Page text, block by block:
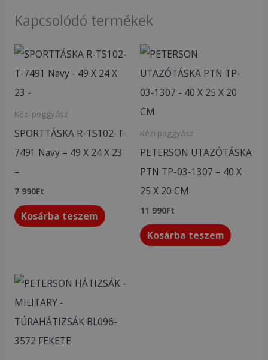
Kapcsolódó termékek
Kézi poggyász
SPORTTÁSKA R-TS102-T-
7491 Navy – 49 X 24 X 23
–
7 990Ft
Kosárba teszem
Kézi poggyász
PETERSON UTAZÓTÁSKA
PTN TP-03-1307 – 40 X
25 X 20 CM
11 990Ft
Kosárba teszem